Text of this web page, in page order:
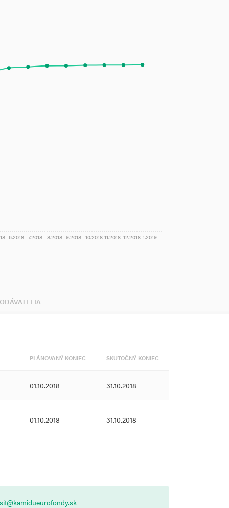
6.2018 7.2018 8.2018 9.2018 10.2018 11.2018 12.2018 1.2019
PLÁNOVANÝ KONIEC SKUTOČNÝ KONIEC
01.10.2018 31.10.2018
01.10.2018 31.10.2018